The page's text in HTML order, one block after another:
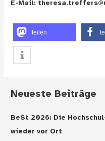
E-Mail:
teilen
Neueste Beiträge
BeSt 2026: Die
wieder vor Ort